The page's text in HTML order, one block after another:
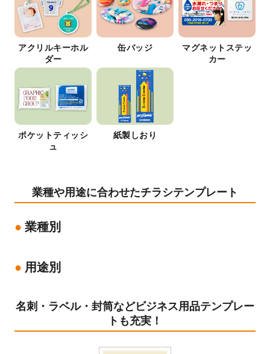
アクリルキーホル
ダー
缶バッジ
マグネットステッ
カー
ポケットティッシ
ュ
紙製しおり
業種や用途に合わせたチラシテンプレート
業種別
用途別
名刺・ラベル・封筒などビジネス用品テンプレー
トも充実！